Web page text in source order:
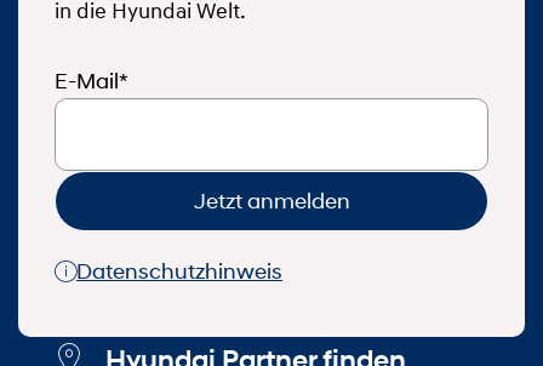
in die Hyundai Welt.
E-Mail*
Jetzt anmelden
Datenschutzhinweis
Hyundai Partner finden